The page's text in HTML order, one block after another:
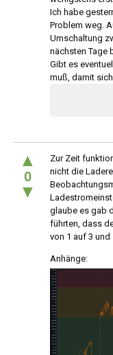
Ich habe
Problem weg.
Umschaltung
nächsten Tage
Gibt es
muß, damit
▲
0
▼
Zur Zeit
nicht die
glaube es gab
führten, dass
von 1 auf 3
Anhänge: